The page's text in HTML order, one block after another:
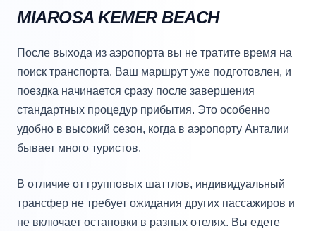
MIAROSA KEMER BEACH
После выхода из аэропорта вы не тратите время на
поиск транспорта. Ваш маршрут уже подготовлен, и
поездка начинается сразу после завершения
стандартных процедур прибытия. Это особенно
удобно в высокий сезон, когда в аэропорту Анталии
бывает много туристов.
В отличие от групповых шаттлов, индивидуальный
трансфер не требует ожидания других пассажиров и
не включает остановки в разных отелях. Вы едете